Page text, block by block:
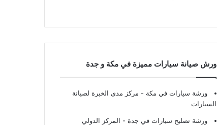
ورش صيانة سيارات مميزة في مكة و جدة
ورشة سيارات في مكة - مركز مدى الخبرة لصيانة
السيارات
ورشة تصليح سيارات في جدة - المركز الدولي